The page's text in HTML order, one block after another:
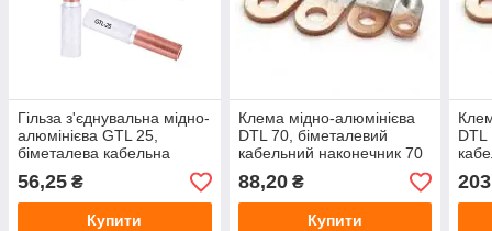
Гільза з'єднувальна мідно-
алюмінієва GTL 25,
біметалева кабельна
з'єднання мідного та
алюмінієвого кабелю під
56,25 ₴
Купити
Клема мідно-алюмінієва
DTL 70, біметалевий
кабельний наконечник 70
з'єднання алюмінієвого та
мідного кабелю
88,20₴
Купити
DTL